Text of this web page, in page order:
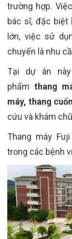
trường hợp.
bác sĩ, đặc biệt
lớn, việc sử
chuyển là nhu
Tại dự án
phẩm thang
máy, thang cuốn
cứu và khám
Thang máy
trong các bệnh